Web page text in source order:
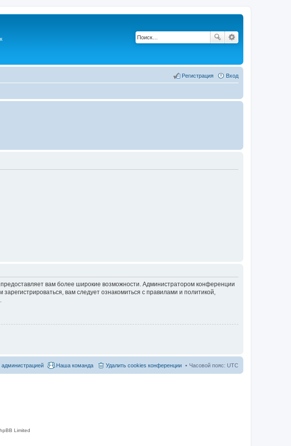
Вход
Регистрация
вам более широкие возможности. Администратором конференции
вам следует ознакомиться с правилами и политикой,
Часовой пояс: UTC
Удалить cookies конференции
Наша команда
администрацией
Limited